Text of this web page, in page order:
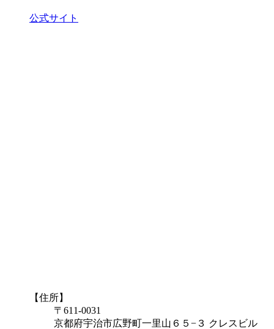
公式サイト
【住所】
〒611-0031
京都府宇治市広野町一里山６５−３ クレスビル